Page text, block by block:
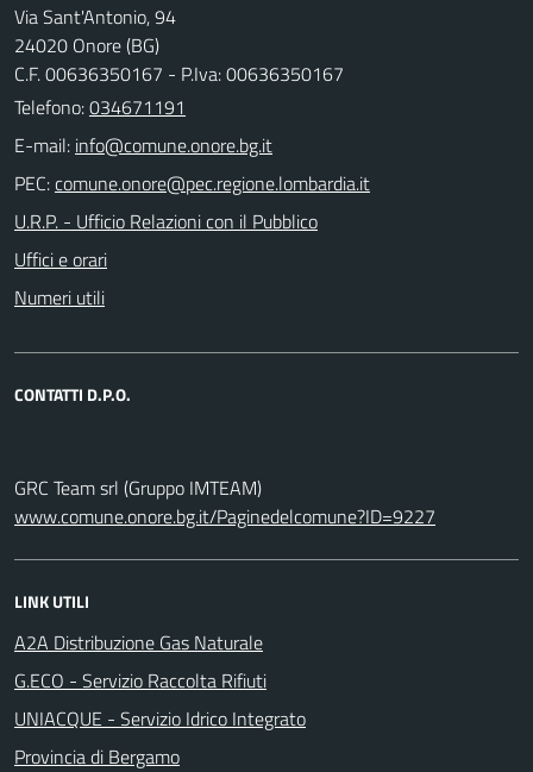
Via Sant'Antonio, 94
24020 Onore (BG)
C.F. 00636350167 - P.Iva: 00636350167
Telefono:034671191
E-mail:
PEC:
U.R.P. - Ufficio Relazioni con il Pubblico
Uffici e orari
Numeri utili
CONTATTI D.P.O.
GRC Team srl (Gruppo IMTEAM)
www.comune.onore.bg.it/Paginedelcomune?ID=9227
LINK UTILI
A2A Distribuzione Gas Naturale
G.ECO - Servizio Raccolta Rifiuti
UNIACQUE - Servizio Idrico Integrato
Provincia di Bergamo